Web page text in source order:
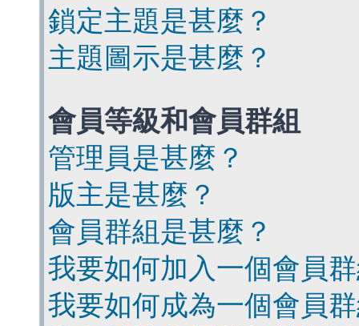
鎖定主題是甚麼？
主題圖示是甚麼？
會員等級和會員群組
管理員是甚麼？
版主是甚麼？
會員群組是甚麼？
我要如何加入一個會員
我要如何成為一個會員